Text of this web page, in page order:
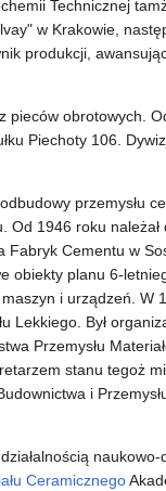
Technicznej
w Krakowie,
produkcji,
pieców obrotowych.
Piechoty 106.
przemysłu
Od 1946 roku
Fabryk Cementu w
obiekty planu 6-
i urządzeń. W
Lekkiego. Był
Przemysłu
stanu tegoż
i
naukowo-
Ceramicznego